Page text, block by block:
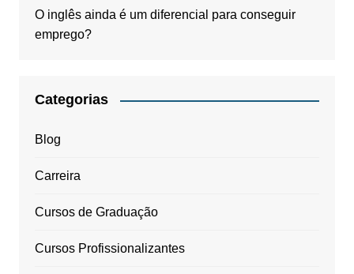
O inglês ainda é um diferencial para conseguir
emprego?
Categorias
Blog
Carreira
Cursos de Graduação
Cursos Profissionalizantes